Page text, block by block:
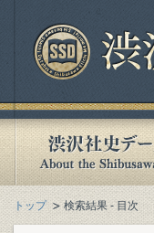
トップ 検索結果 - 目次